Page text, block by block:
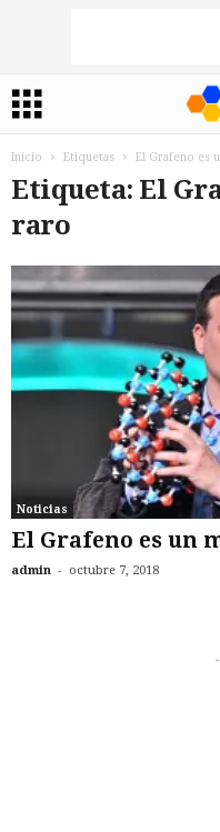
Inicio Etiquetas El Grafeno es
Etiqueta: El
raro
Noticias
El Grafeno es un
admin - octubre 7, 2018